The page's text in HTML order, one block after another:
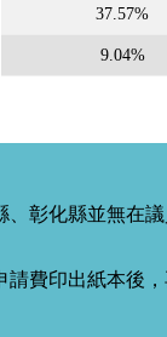
37.57%
9.04%
、彰化縣並無在
費印出紙本後